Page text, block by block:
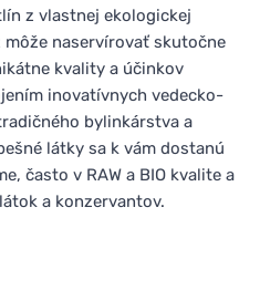
z vlastnej ekologickej
naservírovať skutočne
kvality a účinkov
inovatívnych vedecko-
bylinkárstva a
látky sa k vám dostanú
často v RAW a BIO kvalite a
a konzervantov.